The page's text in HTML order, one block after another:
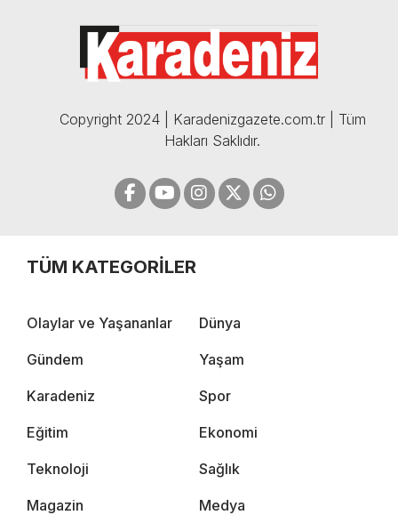
05.12.2024
Copyright 2024 | Karadenizgazete.com.tr | Tüm
Hakları Saklıdır.
TÜM KATEGORİLER
Olaylar ve Yaşananlar Dünya
Gündem Yaşam
Karadeniz Spor
Eğitim Ekonomi
Teknoloji Sağlık
Magazin Medya